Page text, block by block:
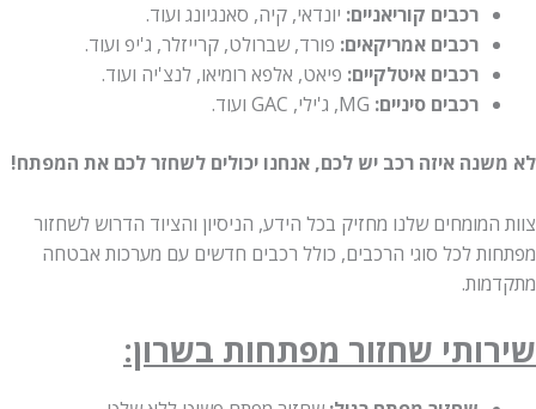
רכבים קוריאניים:יונדאי, קיה, סאנגיונג ועוד.
רכבים אמריקאים:פורד, שברולט, קרייזלר, ג'יפ ועוד.
רכבים איטלקיים:פיאט, אלפא רומיאו, לנצ'יה ועוד.
רכבים סיניים:MG, ג'ילי, GAC ועוד.
איזה רכב יש לכם, אנחנו יכולים לשחזר לכם את המפתח!
שלנו מחזיק בכל הידע, הניסיון והציוד הדרוש לשחזור
לכל סוגי הרכבים, כולל רכבים חדשים עם מערכות אבטחה
שחזור מפתחות בשרון: